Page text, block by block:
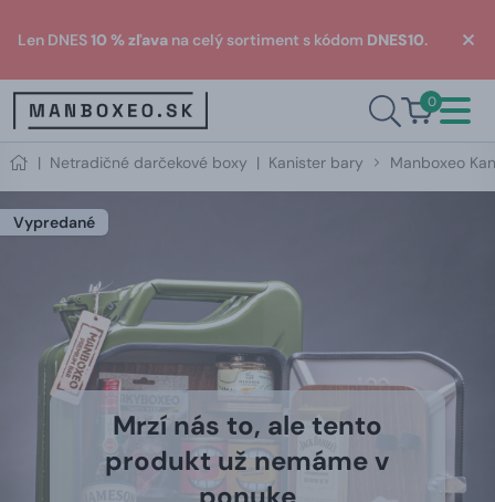
Len DNES10 % zľava na celý sortiment s kódom DNES10.
0
| Netradičné darčekové boxy | Kanister bary Manboxeo
Vypredané
Mrzí nás to, ale tento
produkt už nemáme v